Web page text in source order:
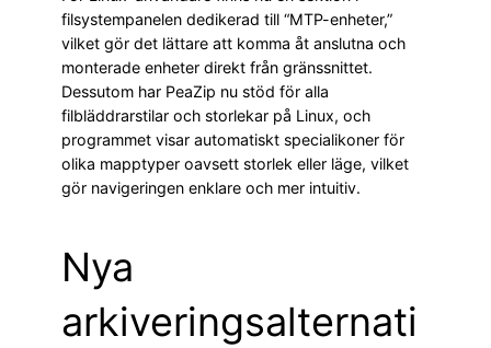
filsystempanelen dedikerad till “MTP-enheter,”
vilket gör det lättare att komma åt anslutna och
monterade enheter direkt från gränssnittet.
Dessutom har PeaZip nu stöd för alla
filbläddrarstilar och storlekar på Linux, och
programmet visar automatiskt specialikoner för
olika mapptyper oavsett storlek eller läge, vilket
gör navigeringen enklare och mer intuitiv.
Nya
arkiveringsalternati